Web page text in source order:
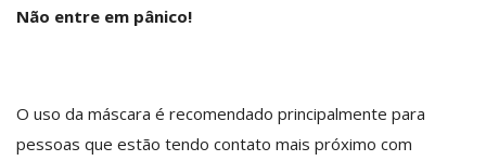
Não entre em pânico!
O uso da máscara é recomendado principalmente para
pessoas que estão tendo contato mais próximo com